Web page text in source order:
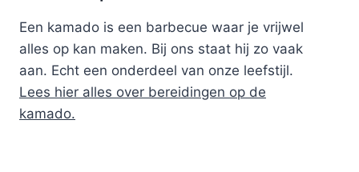
Een kamado is een barbecue waar je vrijwel
alles op kan maken. Bij ons staat hij zo vaak
aan. Echt een onderdeel van onze leefstijl.
Lees hier alles over bereidingen op de
kamado.